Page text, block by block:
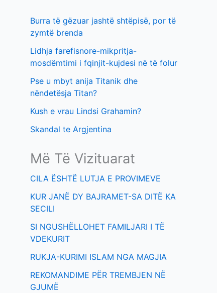
:Burra të gëzuar jashtë shtëpisë, por të
zymtë brenda
Lidhja farefisnore-mikpritja-
mosdëmtimi i fqinjit-kujdesi në të folur
Pse u mbyt anija Titanik dhe
nëndetësja Titan?
Kush e vrau Lindsi Grahamin?
Skandal te Argjentina
Më Të Vizituarat
CILA ËSHTË LUTJA E PROVIMEVE
KUR JANË DY BAJRAMET-SA DITË KA
SECILI
SI NGUSHËLLOHET FAMILJARI I TË
VDEKURIT
RUKJA-KURIMI ISLAM NGA MAGJIA
REKOMANDIME PËR TREMBJEN NË
GJUMË
e